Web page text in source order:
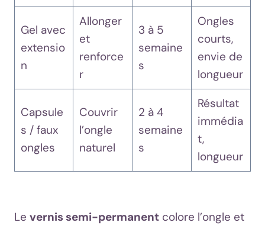
Gel avec
extensio
n
Allonger
et
renforce
r
3 à 5
semaine
s
Ongles
courts,
envie de
longueur
Capsule
s / faux
ongles
Couvrir
l’ongle
naturel
2 à 4
semaine
s
Résultat
immédia
t,
longueur
Le vernis semi-permanent colore l’ongle et